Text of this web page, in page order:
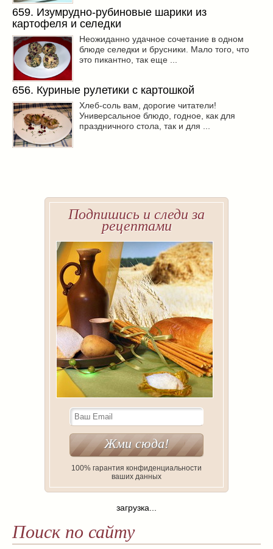
659. Изумрудно-рубиновые шарики из
картофеля и селедки
Неожиданно удачное сочетание в одном
блюде селедки и брусники. Мало того, что
это пикантно, так еще ...
656. Куриные рулетики с картошкой
Хлеб-соль вам, дорогие читатели!
Универсальное блюдо, годное, как для
праздничного стола, так и для ...
Подпишись и следи за
рецептами
100% гарантия конфиденциальности
ваших данных
загрузка...
Поиск по сайту